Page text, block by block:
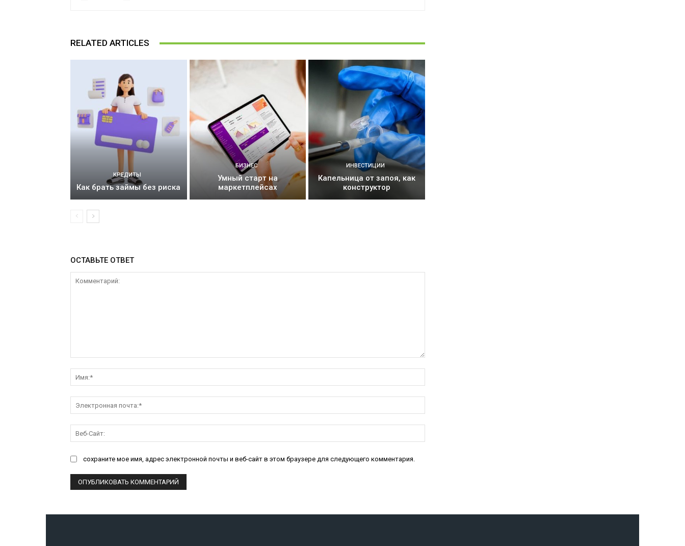
RELATED ARTICLES
КРЕДИТЫ
Как брать займы без риска
БИЗНЕС
Умный старт на
маркетплейсах
ИНВЕСТИЦИИ
Капельница от запоя, как
конструктор
ОСТАВЬТЕ ОТВЕТ
почта:*
Сайт:
сохраните мое имя, адрес электронной почты и веб-сайт в этом браузере для следующего комментария.